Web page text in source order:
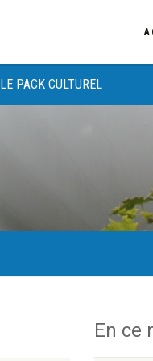
LE PACK CULTUREL
En ce